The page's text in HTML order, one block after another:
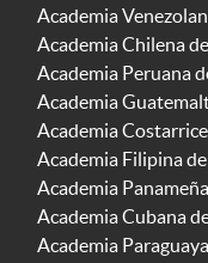
Academia
Academia Chilena
Academia Peruana
Academia
Academia
Academia Filipina
Academia
Academia Cubana
Academia